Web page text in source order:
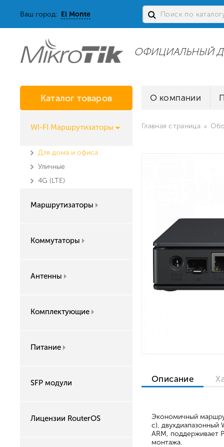
Ваш город: El Monte
ОФИЦИАЛЬНЫЙ
Каталог товаров
WI-FI Маршрутизаторы
Для дома и офиса
Уличные
4G (LTE)
Маршрутизаторы
Коммутаторы
Антенны
Комплектующие
Питание
SFP модули
Лицензии RouterOS
О компании
Главная страница
Описание
Экономичный
с), двухдиапазонный
ARM, поддерживает
монтажа.